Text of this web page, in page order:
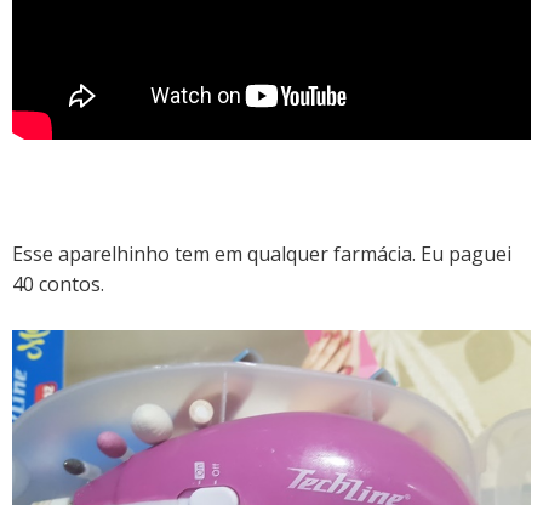
Esse aparelhinho tem em qualquer farmácia. Eu paguei
40 contos.